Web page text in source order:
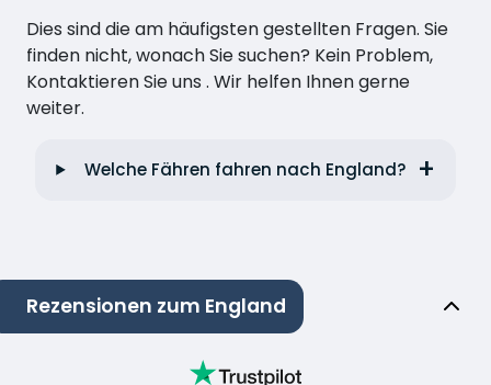
Dies sind die am häufigsten gestellten Fragen. Sie
finden nicht, wonach Sie suchen? Kein Problem,
Kontaktieren Sie uns . Wir helfen Ihnen gerne
weiter.
Welche Fähren fahren nach England?
Rezensionen zum England